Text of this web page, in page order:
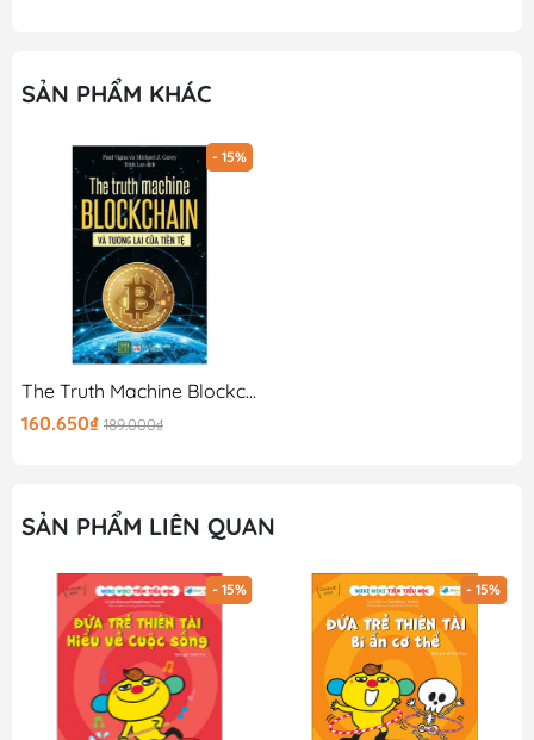
SẢN PHẨM KHÁC
- 15%
The Truth Machine Blockchain Và Tương Lai Của Tiền Tệ
160.650₫ 189.000₫
SẢN PHẨM LIÊN QUAN
- 15% - 15%